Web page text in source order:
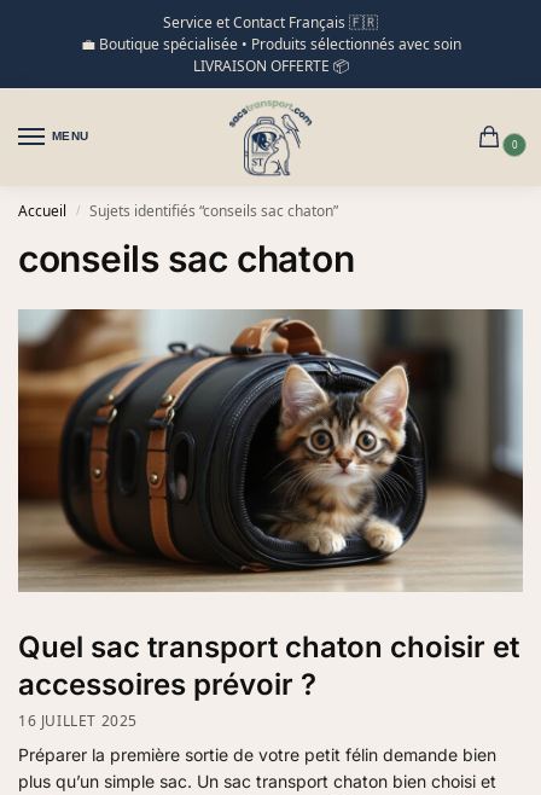
Service et Contact Français 🇫🇷
💼 Boutique spécialisée • Produits sélectionnés avec soin
LIVRAISON OFFERTE 📦
MENU
0
Accueil / Sujets identifiés “conseils sac chaton”
conseils sac chaton
Quel sac transport chaton choisir et
accessoires prévoir ?
16 JUILLET 2025
Préparer la première sortie de votre petit félin demande bien
plus qu’un simple sac. Un sac transport chaton bien choisi et